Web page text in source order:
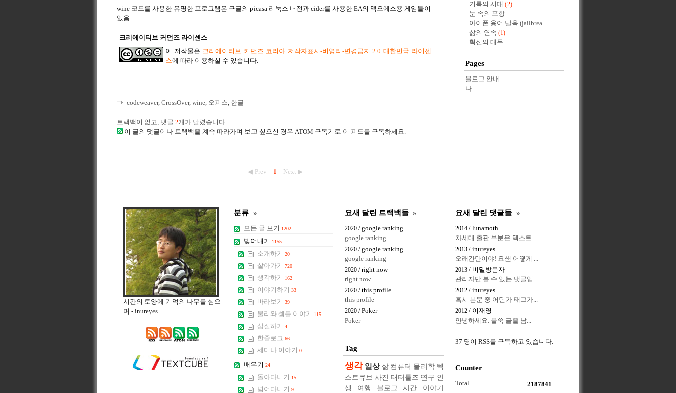
wine 코드를 사용한 유명한 프로그램은 구글의 picasa 리눅스 버전과 cider를 사용한 EA의 맥오에스용 게임들이
있음.
크리에이티브 커먼즈 라이센스
이 저작물은 크리에이티브 커먼즈 코리아 저작자표시-비영리-변경금지 2.0 대한민국 라이센
스에 따라 이용하실 수 있습니다.
codeweaver, CrossOver, wine, 오피스, 한글
트랙백이 없고, 댓글 2개가 달렸습니다.
이 글의 댓글이나 트랙백을 계속 따라가며 보고 싶으신 경우 ATOM 구독기로 이 피드를 구독하세요.
◀ Prev 1 Next ▶
기록의 시대 (2)
눈 속의 포항
아이폰 용어 탈옥 (jailbrea...
삶의 연속 (1)
혁신의 대두
Pages
블로그 안내
나
시간의 토양에 기억의 나무를 심으
며 - inureyes
분류 »
모든 글 보기 1202
빚어내기 1155
소개하기 20
살아가기 720
생각하기 162
이야기하기 33
바라보기 39
물리와 셈틀 이야기 115
삽질하기 4
한줄로그 66
세미나 이야기 0
배우기 24
돌아다니기 15
넘어다니기 9
요새 달린 트랙백들 »
2020 / google ranking
google ranking
2020 / google ranking
google ranking
2020 / right now
right now
2020 / this profile
this profile
2020 / Poker
Poker
요새 달린 댓글들 »
2014 / lunamoth
차세대 출판 부분은 텍스트...
2013 / inureyes
오래간만이야! 요샌 어떻게 ...
2013 / 비밀방문자
관리자만 볼 수 있는 댓글입...
2012 / inureyes
혹시 본문 중 어딘가 태그가...
2012 / 이재영
안녕하세요. 불쑥 글을 남...
Tag
생각 일상 삶 컴퓨터 물리학 텍
스트큐브 사진 태터툴즈 연구 인
생
여행 블로그 시간 이야기
37 명이 RSS를 구독하고 있습니다.
Counter
Total 2187841